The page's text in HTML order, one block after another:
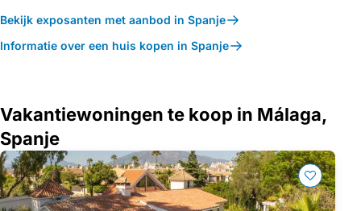
Bekijk exposanten met aanbod in Spanje
Informatie over een huis kopen in Spanje
Vakantiewoningen te koop in Málaga,
Spanje